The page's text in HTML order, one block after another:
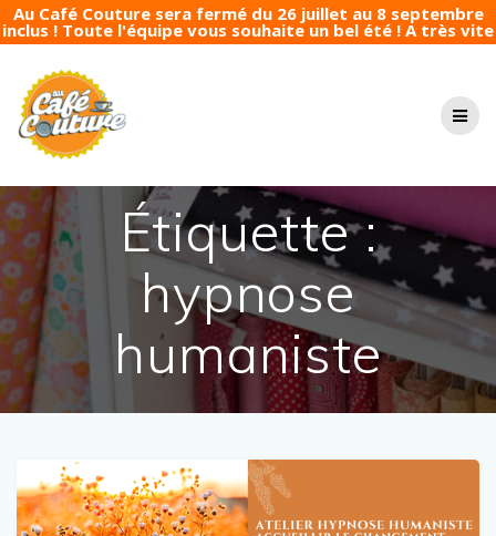
Au Café Couture sera fermé du 26 juillet au 8 septembre
inclus ! Toute l'équipe vous souhaite un bel été ! A très vite
Étiquette :
hypnose
humaniste